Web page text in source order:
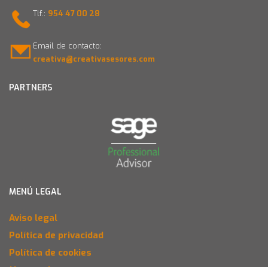
Tlf.: 954 47 00 28
Email de contacto:
creativa@creativasesores.com
PARTNERS
MENÚ LEGAL
Aviso legal
Política de privacidad
Política de cookies